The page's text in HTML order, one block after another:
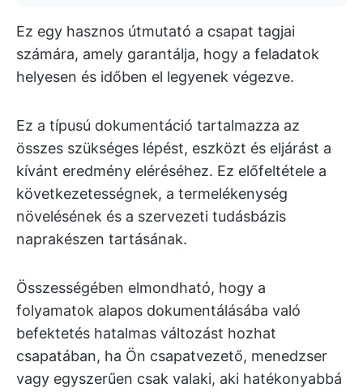
Ez egy hasznos útmutató a csapat tagjai
számára, amely garantálja, hogy a feladatok
helyesen és időben el legyenek végezve.
Ez a típusú dokumentáció tartalmazza az
összes szükséges lépést, eszközt és eljárást a
kívánt eredmény eléréséhez. Ez előfeltétele a
következetességnek, a termelékenység
növelésének és a szervezeti tudásbázis
naprakészen tartásának.
Összességében elmondható, hogy a
folyamatok alapos dokumentálásába való
befektetés hatalmas változást hozhat
csapatában, ha Ön csapatvezető, menedzser
vagy egyszerűen csak valaki, aki hatékonyabbá